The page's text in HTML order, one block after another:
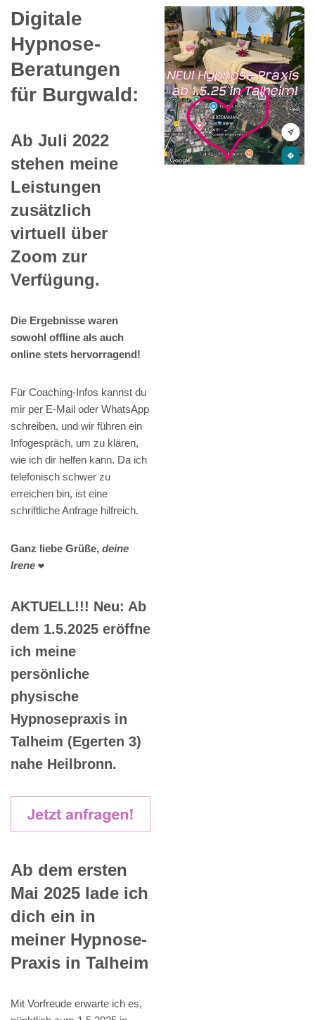
Digitale
Hypnose-
Beratungen
für Burgwald:
Ab Juli 2022
stehen meine
Leistungen
zusätzlich
virtuell über
Zoom zur
Verfügung.
Die Ergebnisse waren
sowohl offline als auch
online stets hervorragend!
Für Coaching-Infos kannst du
mir per E-Mail oder WhatsApp
schreiben, und wir führen ein
Infogespräch, um zu klären,
wie ich dir helfen kann. Da ich
telefonisch schwer zu
erreichen bin, ist eine
schriftliche Anfrage hilfreich.
Ganz liebe Grüße, deine
Irene ❤️
AKTUELL!!! Neu: Ab
dem 1.5.2025 eröffne
ich meine
persönliche
physische
Hypnosepraxis in
Talheim (Egerten 3)
nahe Heilbronn.
Ab dem ersten
Mai 2025 lade ich
dich ein in
meiner Hypnose-
Praxis in Talheim
Mit Vorfreude erwarte ich es,